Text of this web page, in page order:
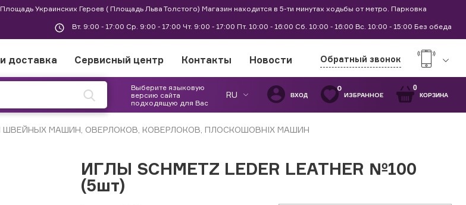
Украинских Героев ( Площадь Льва Толстого) Магазин находится в 5-ти минутах ходьбы от метро. Парковка
Вт. 9:00 - 17:00 Ср. 9:00 - 17:00 Чт. 9:00 - 17:00 Пт. 10:00 - 16:00 Сб. 10:00 - 16:00 Вс. 10:00 - 15:00 Без обеда
доставка Сервисный центр Контакты Новости Обратный звонок
Выберите языковую
версию сайта
подходящую для Вас
RU ВХОД
0
ИЗБРАННОЕ
0
КОРЗИНА
ШВЕЙНЫХ МАШИН, ОВЕРЛОКОВ, КОВЕРЛОКОВ, ПЛОСКОШОВНІХ МАШИН
ИГЛЫ SCHMETZ LEDER LEATHER №100
(5шт)